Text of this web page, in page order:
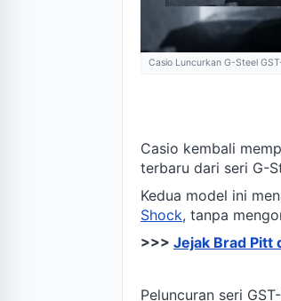
Casio Luncurkan G-Steel
Casio kembali
terbaru dari seri G-
Kedua model ini
Shock, tanpa
>>> Jejak Brad Pitt
Peluncuran seri